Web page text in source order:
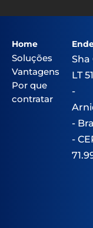
Home
Soluções
Vantagens
Por que
contratar
Sha
LT
-
-
-